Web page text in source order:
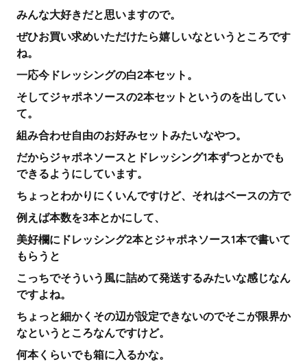
みんな大好きだと思いますので。
ぜひお買い求めいただけたら嬉しいなというところです
ね。
一応今ドレッシングの白2本セット。
そしてジャポネソースの2本セットというのを出してい
て。
組み合わせ自由のお好みセットみたいなやつ。
だからジャポネソースとドレッシング1本ずつとかでも
できるようにしています。
ちょっとわかりにくいんですけど、それはベースの方で
例えば本数を3本とかにして、
美好欄にドレッシング2本とジャポネソース1本で書いて
もらうと
こっちでそういう風に詰めて発送するみたいな感じなん
ですよね。
ちょっと細かくその辺が設定できないのでそこが限界か
なというところなんですけど。
何本くらいでも箱に入るかな。